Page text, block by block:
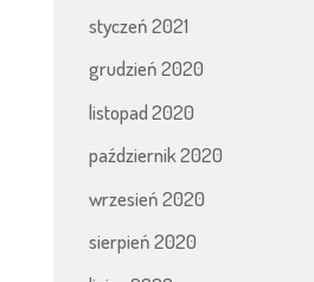
styczeń 2021
grudzień 2020
listopad 2020
październik 2020
wrzesień 2020
sierpień 2020